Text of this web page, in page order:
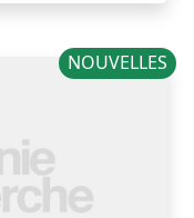
NOUVELLES